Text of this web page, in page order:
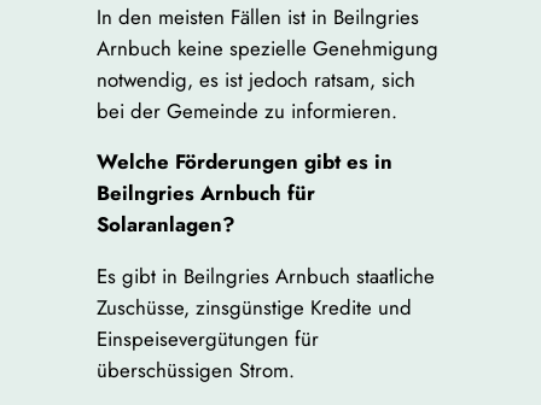
In den meisten Fällen ist in Beilngries
Arnbuch keine spezielle Genehmigung
notwendig, es ist jedoch ratsam, sich
bei der Gemeinde zu informieren.
Welche Förderungen gibt es in
Beilngries Arnbuch für
Solaranlagen?
Es gibt in Beilngries Arnbuch staatliche
Zuschüsse, zinsgünstige Kredite und
Einspeisevergütungen für
überschüssigen Strom.